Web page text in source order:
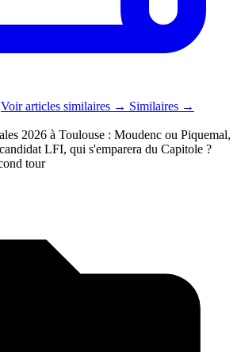
Voir articles similaires → Similaires →